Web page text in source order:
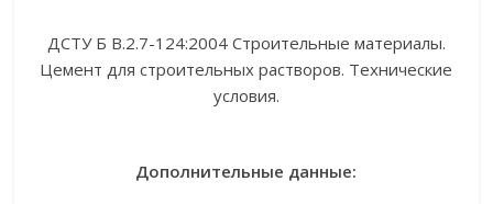
ДСТУ Б В.2.7-124:2004 Строительные материалы.
Цемент для строительных растворов. Технические
условия.
Дополнительные данные: